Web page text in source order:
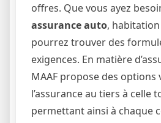
offres. Que vous ayez
assurance auto,
pourrez trouver des
exigences. En matière
MAAF propose des options
l’assurance au tiers à celle
permettant ainsi à chaque